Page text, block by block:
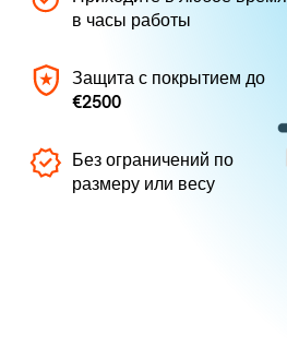
в часы работы
Защита с покрытием до
€2500
Без ограничений по
размеру или весу